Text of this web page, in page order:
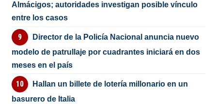
Almácigos; autoridades investigan posible vínculo
entre los casos
Director de la Policía Nacional anuncia nuevo
modelo de patrullaje por cuadrantes iniciará en dos
meses en el país
Hallan un billete de lotería millonario en un
basurero de Italia